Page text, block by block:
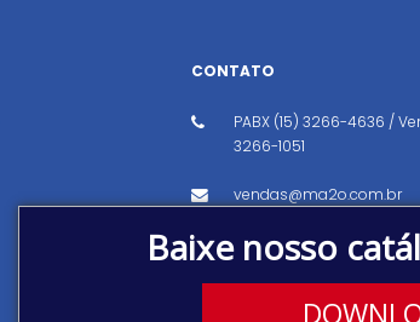
Baixe nosso
CONTATO
PABX (15) 3266-4636 /
3266-1051
vendas@ma2o.com.br
Avenida dos Eucaliptos,
Industrial, Iperó/SP CEP: